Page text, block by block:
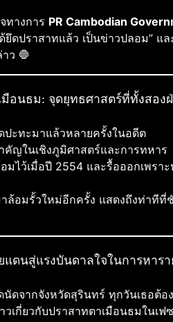
ทางการ PR Cambodian
ยึดปราสาทแล้ว เป็นข่าวปลอม”
ว 🛑
มือนธม: จุดยุทธศาสตร์ที่ทั้งสอง
ปะทะมาแล้วหลายครั้งในอดีต
คัญในเชิงภูมิศาสตร์และการทหาร
อมไว้เมื่อปี 2554 และรื้อออกเพร
ล้อมรั้วใหม่อีกครั้ง แสดงถึงท่าทีที่
ดนสู่แรงบันดาลใจในการหารา
นัดจากจังหวัดสุรินทร์ ทุกวันเธอต้
วเกี่ยวกับปราสาทตาเมือนธมในเ